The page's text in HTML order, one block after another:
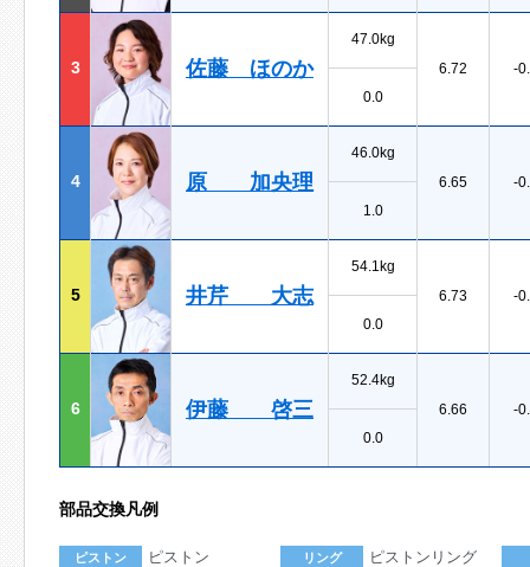
3 佐藤 ほのか
47.0kg
6.72
-
0.0
4 原 加央理
46.0kg
6.65
-
1.0
5 井芹 大志
54.1kg
6.73
-
0.0
6 伊藤 啓三
52.4kg
6.66
-
0.0
部品交換凡例
ピストン ピストン リング ピストンリング